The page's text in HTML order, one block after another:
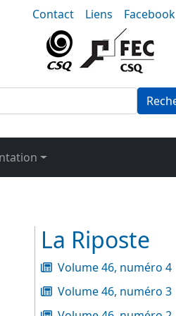
secondaire
Contact Liens Facebook
La Riposte
Volume 46, numéro 4
Volume 46, numéro 3